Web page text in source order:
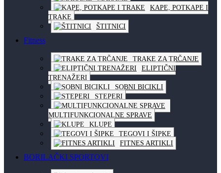
KAPE, POTKAPE I
TRAKE
ŠTITNICI
Fitness
TRAKE ZA TRČANJE
ELIPTIČNI
TRENAŽERI
SOBNI BICIKLI
STEPERI
MULTIFUNKCIONALNE SPRAVE
KLUPE
TEGOVI I ŠIPKE
FITNES ARTIKLI
BORILAČKI SPORTOVI